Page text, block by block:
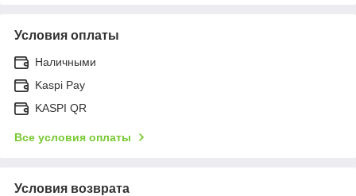
Условия оплаты
Наличными
Kaspi Pay
KASPI QR
Все условия оплаты
Условия возврата